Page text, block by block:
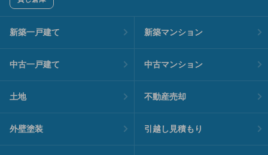
新築一戸建て 新築マンション
中古一戸建て 中古マンション
土地 不動産売却
外壁塗装 引越し見積もり